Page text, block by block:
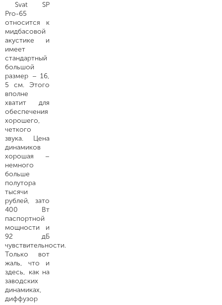
Svat SP
Pro-65
относится к
мидбасовой
акустике и
имеет
стандартный
большой
размер – 16,
5 см. Этого
вполне
хватит для
обеспечения
хорошего,
четкого
звука. Цена
динамиков
хорошая –
немного
больше
полутора
тысячи
рублей, зато
400 Вт
паспортной
мощности и
92 дБ
чувствительности.
Только вот
жаль, что и
здесь, как на
заводских
динамиках,
диффузор